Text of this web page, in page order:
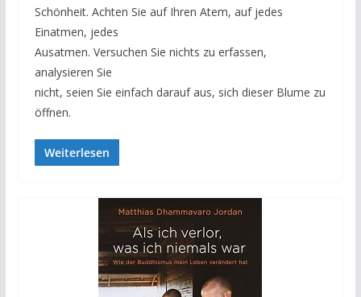
Schönheit. Achten Sie auf Ihren Atem, auf jedes
Einatmen, jedes
Ausatmen. Versuchen Sie nichts zu erfassen,
analysieren Sie
nicht, seien Sie einfach darauf aus, sich dieser Blume zu
öffnen.
Weiterlesen